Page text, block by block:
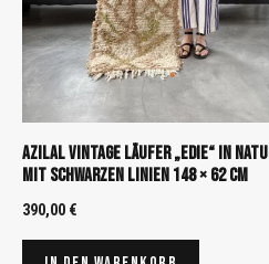
Azilal Vintage Läufer „Edie“ in
mit schwarzen Linien 148 × 62 cm
390,00 €